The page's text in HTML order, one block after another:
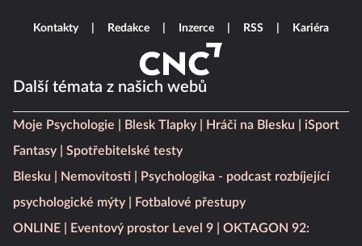
Další témata z našich webů
Moje Psychologie Blesk Tlapky Hráči na Blesku
iSport
Fantasy
Spotřebitelské testy
Blesku
Nemovitosti
Psychologika - podcast rozbíjející
psychologické mýty
Fotbalové přestupy
ONLINE
Eventový prostor Level 9
OKTAGON 92:
Kontakty Redakce Inzerce RSS Kariéra